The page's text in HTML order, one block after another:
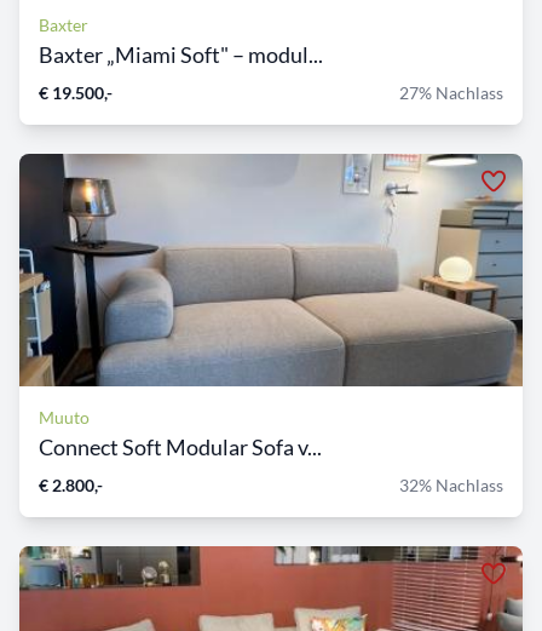
Baxter
Baxter „Miami Soft" – modul...
€ 19.500,- 27% Nachlass
Muuto
Connect Soft Modular Sofa v...
€ 2.800,- 32% Nachlass